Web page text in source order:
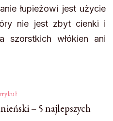
łupieżowi jest użycie
nie jest zbyt cienki i
szorstkich włókien ani
– 5 najlepszych